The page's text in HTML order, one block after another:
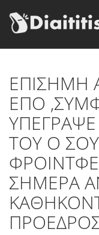
ΕΠΙΣΗΜΗ
ΕΠΟ
ΤΟΥ Ο
ΣΗΜΕΡΑ